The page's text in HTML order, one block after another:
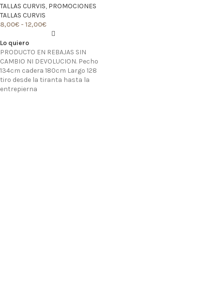
TALLAS CURVIS, PROMOCIONES
TALLAS CURVIS
8,00€ - 12,00€
Lo quiero
PRODUCTO EN REBAJAS SIN
CAMBIO NI DEVOLUCION. Pecho
134cm cadera 180cm Largo 128
tiro desde la tiranta hasta la
entrepierna